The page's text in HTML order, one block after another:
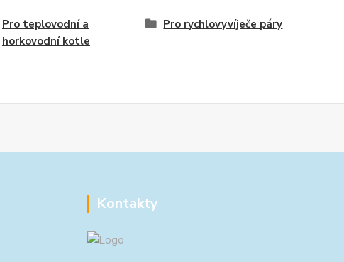
Pro teplovodní a
horkovodní kotle
Pro rychlovyvíječe páry
Kontakty